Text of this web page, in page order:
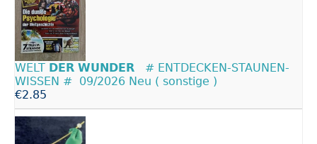
WELT DER WUNDER # ENTDECKEN-STAUNEN-
WISSEN # 09/2026 Neu ( sonstige )
€2.85